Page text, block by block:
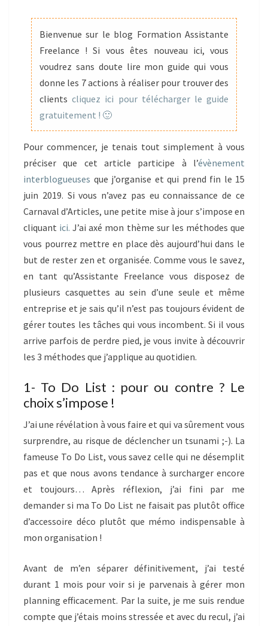
ORGANISÉE
Bienvenue sur le blog Formation Assistante
Freelance ! Si vous êtes nouveau ici, vous
voudrez sans doute lire mon guide qui vous
donne les 7 actions à réaliser pour trouver des
clients cliquez ici pour télécharger le guide
gratuitement ! 🙂
Pour commencer, je tenais tout simplement à vous
préciser que cet article participe à l’évènement
interblogueuses que j’organise et qui prend fin le 15
juin 2019. Si vous n’avez pas eu connaissance de ce
Carnaval d’Articles, une petite mise à jour s’impose en
cliquant ici. J’ai axé mon thème sur les méthodes que
vous pourrez mettre en place dès aujourd’hui dans le
but de rester zen et organisée. Comme vous le savez,
en tant qu’Assistante Freelance vous disposez de
plusieurs casquettes au sein d’une seule et même
entreprise et je sais qu’il n’est pas toujours évident de
gérer toutes les tâches qui vous incombent. Si il vous
arrive parfois de perdre pied, je vous invite à découvrir
les 3 méthodes que j’applique au quotidien.
1- To Do List : pour ou contre ? Le
choix s’impose !
J’ai une révélation à vous faire et qui va sûrement vous
surprendre, au risque de déclencher un tsunami ;-). La
fameuse To Do List, vous savez celle qui ne désemplit
pas et que nous avons tendance à surcharger encore
et toujours… Après réflexion, j’ai fini par me
demander si ma To Do List ne faisait pas plutôt office
d’accessoire déco plutôt que mémo indispensable à
mon organisation !
Avant de m’en séparer définitivement, j’ai testé
durant 1 mois pour voir si je parvenais à gérer mon
planning efficacement. Par la suite, je me suis rendue
compte que j’étais moins stressée et avec du recul, j’ai